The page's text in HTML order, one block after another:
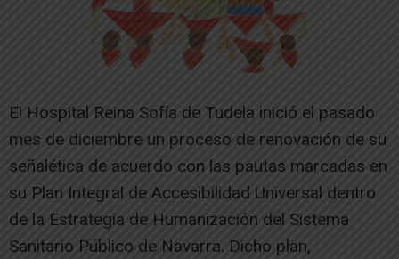
El Hospital Reina Sofía de Tudela inició el pasado
mes de diciembre un proceso de renovación de su
señalética de acuerdo con las pautas marcadas en
su Plan Integral de Accesibilidad Universal dentro
de la Estrategia de Humanización del Sistema
Sanitario Público de Navarra. Dicho plan,